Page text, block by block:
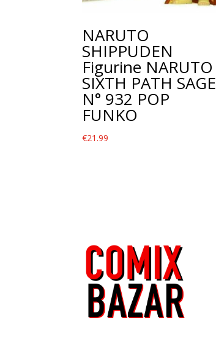
NARUTO
SHIPPUDEN
Figurine NARUTO
SIXTH PATH SAGE
N° 932 POP
FUNKO
€21.99